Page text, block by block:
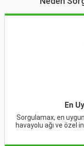
En
Sorgulamax, en
havayolu ağı ve özel